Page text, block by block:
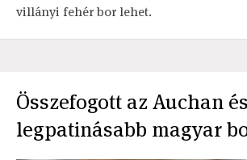
villányi fehér bor lehet.
Összefogott az Auchan
legpatinásabb magyar